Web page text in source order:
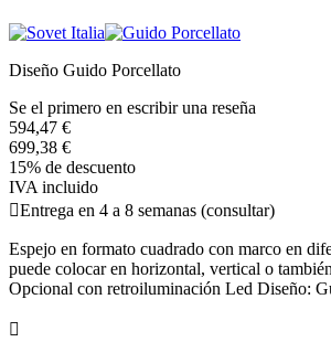
Diseño Guido Porcellato
Se el primero en escribir una reseña
594,47 €
699,38 €
15% de descuento
IVA incluido
Entrega en 4 a 8 semanas (consultar)
Espejo en formato cuadrado con marco en
puede colocar en horizontal, vertical o
Opcional con retroiluminación Led Diseño:
